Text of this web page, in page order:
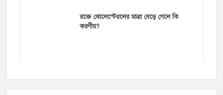
রক্তে কোলেস্টেরলের মাত্রা বেড়ে গেলে কি
করণীয়?